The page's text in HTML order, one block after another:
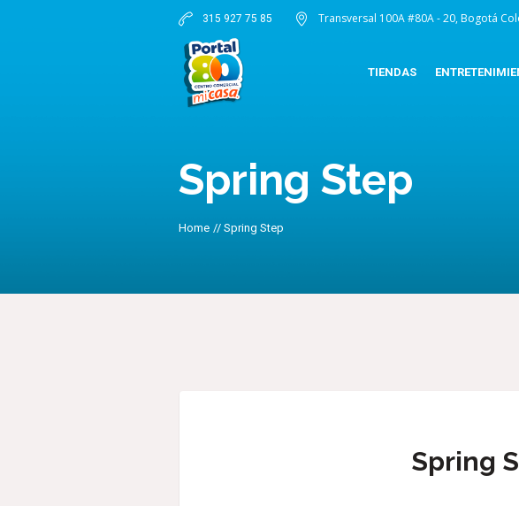
315 927 75 85 Transversal 100A #80A - 20, Bogotá
TIENDAS
Spring Step
Home // Spring Step
Spring